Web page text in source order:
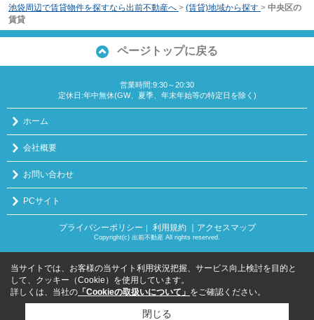
池袋周辺で賃貸物件を探すなら出前不動産へ > (賃貸)地域から探す > 中央区の
賃貸
ページトップに戻る
営業時間:9:30～20:30
定休日:年中無休(GW、夏季、年末年始等の特定日を除く)
ホーム
会社概要
お問い合わせ
PCサイト
プライバシーポリシー ｜ 利用規約 ｜アクセスマップ
Copyright(c) 出前不動産 All rights reserved.
当サイトでは、お客様の当サイト利用状況把握、サービス向上検討を目的と
して、クッキー（Cookie）を使用しています。
詳しくは、当社の 「Cookieの取扱いについて」 をご確認ください。
閉じる